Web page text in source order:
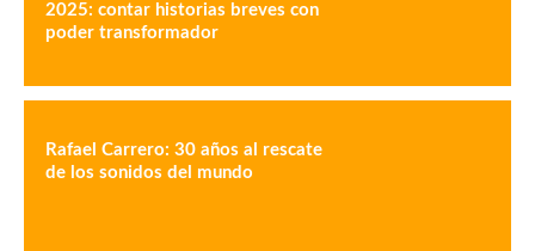
2025: contar historias breves con
poder transformador
Rafael Carrero: 30 años al rescate
de los sonidos del mundo